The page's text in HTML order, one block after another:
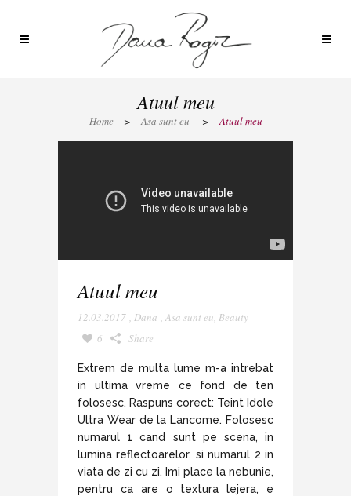
Atuul meu
Home > Asa sunt eu > Atuul meu
Atuul meu
12.03.2017 , Dana , Asa sunt eu, Beauty
6
Share
Extrem de multa lume m-a intrebat
in ultima vreme ce fond de ten
folosesc. Raspuns corect: Teint Idole
Ultra Wear de la Lancome. Folosesc
numarul 1 cand sunt pe scena, in
lumina reflectoarelor, si numarul 2 in
viata de zi cu zi. Imi place la nebunie,
pentru ca are o textura lejera, e